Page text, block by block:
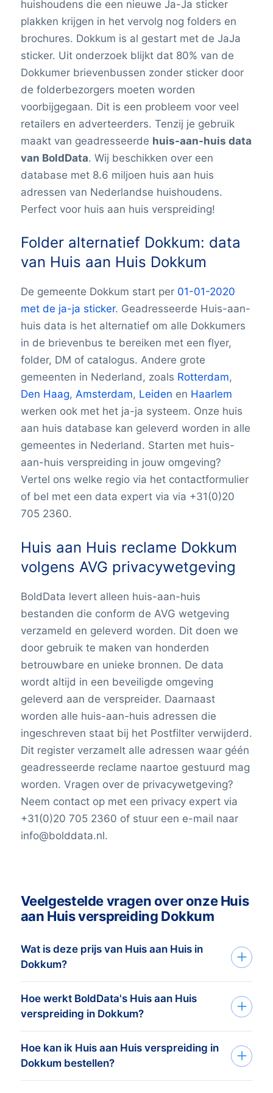
huishoudens die een nieuwe Ja-Ja sticker
plakken krijgen in het vervolg nog folders en
brochures. Dokkum is al gestart met de JaJa
sticker. Uit onderzoek blijkt dat 80% van de
Dokkumer brievenbussen zonder sticker door
de folderbezorgers moeten worden
voorbijgegaan. Dit is een probleem voor veel
retailers en adverteerders. Tenzij je gebruik
maakt van geadresseerde huis-aan-huis data
van BoldData. Wij beschikken over een
database met 8.6 miljoen huis aan huis
adressen van Nederlandse huishoudens.
Perfect voor huis aan huis verspreiding!
Folder alternatief Dokkum: data
van Huis aan Huis Dokkum
De gemeente Dokkum start per 01-01-2020
met de ja-ja sticker. Geadresseerde Huis-aan-
huis data is het alternatief om alle Dokkumers
in de brievenbus te bereiken met een flyer,
folder, DM of catalogus. Andere grote
gemeenten in Nederland, zoals Rotterdam,
Den Haag, Amsterdam, Leiden en Haarlem
werken ook met het ja-ja systeem. Onze huis
aan huis database kan geleverd worden in alle
gemeentes in Nederland. Starten met huis-
aan-huis verspreiding in jouw omgeving?
Vertel ons welke regio via het contactformulier
of bel met een data expert via via +31(0)20
705 2360.
Huis aan Huis reclame Dokkum
volgens AVG privacywetgeving
BoldData levert alleen huis-aan-huis
bestanden die conform de AVG wetgeving
verzameld en geleverd worden. Dit doen we
door gebruik te maken van honderden
betrouwbare en unieke bronnen. De data
wordt altijd in een beveiligde omgeving
geleverd aan de verspreider. Daarnaast
worden alle huis-aan-huis adressen die
ingeschreven staat bij het Postfilter verwijderd.
Dit register verzamelt alle adressen waar géén
geadresseerde reclame naartoe gestuurd mag
worden. Vragen over de privacywetgeving?
Neem contact op met een privacy expert via
+31(0)20 705 2360 of stuur een e-mail naar
info@bolddata.nl.
Veelgestelde vragen over onze Huis
aan Huis verspreiding Dokkum
Wat is deze prijs van Huis aan Huis in
Dokkum?
De prijsstelling is eenvoudig; we rekenen
een prijs per adres. Deze prijs is afhankelijk
van het aantal huishoudens dat je wil
bereiken. De minimale bestelwaarde is €
925, -. Dit komt overeen met ongeveer
Hoe werkt BoldData's Huis aan Huis
verspreiding in Dokkum?
1.) Vertel ons welke regio je
wilt bereiken
Hoe kan ik Huis aan Huis verspreiding in
Dokkum bestellen?